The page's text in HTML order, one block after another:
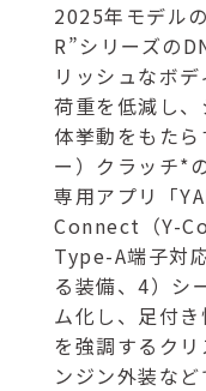
2025年モデル
R”シリーズの
リッシュなボ
荷重を低減し
体挙動をもた
ー）クラッチ*
専用アプリ「
Connect（Y-
Type-A端子対
る装備、4）シ
ム化し、足付
を強調するク
ンジン外装など